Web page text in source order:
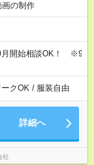
画の制作
月開始相談OK！ ※9
クOK / 服装自由
詳細へ
社